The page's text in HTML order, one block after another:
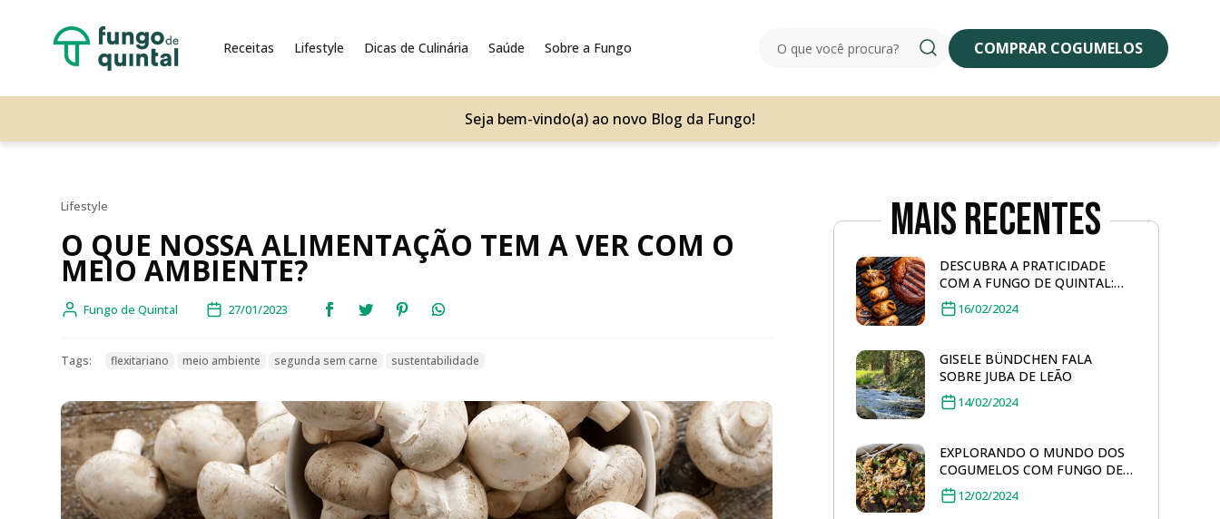
Receitas Lifestyle Dicas de Culinária Saúde Sobre a Fungo COMPRAR COGUMELOS
Seja bem-vindo(a) ao novo Blog da Fungo!
Lifestyle
O QUE NOSSA ALIMENTAÇÃO TEM A VER COM O
MEIO AMBIENTE?
Fungo de Quintal 27/01/2023
Tags: flexitariano meio ambiente segunda sem carne sustentabilidade
Mais Recentes
DESCUBRA A PRATICIDADE
COM A FUNGO DE QUINTAL:
COGUMELO PORTOBELLO
GRELHADO
16/02/2024
GISELE BÜNDCHEN FALA
SOBRE JUBA DE LEÃO
14/02/2024
EXPLORANDO O MUNDO DOS
COGUMELOS COM FUNGO DE
QUINTAL: SALADA DE FARRO
TOSTADO
12/02/2024